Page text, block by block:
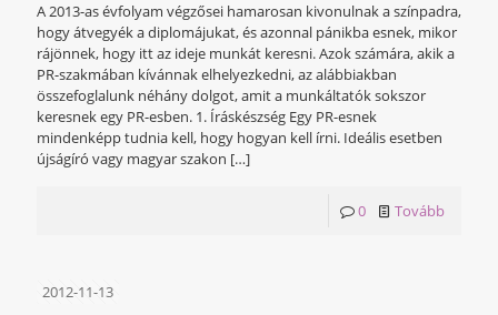
A 2013-as évfolyam végzősei hamarosan kivonulnak a színpadra,
hogy átvegyék a diplomájukat, és azonnal pánikba esnek, mikor
rájönnek, hogy itt az ideje munkát keresni. Azok számára, akik a
PR-szakmában kívánnak elhelyezkedni, az alábbiakban
összefoglalunk néhány dolgot, amit a munkáltatók sokszor
keresnek egy PR-esben. 1. Íráskészség Egy PR-esnek
mindenképp tudnia kell, hogy hogyan kell írni. Ideális esetben
újságíró vagy magyar szakon […]
0 Tovább
2012-11-13